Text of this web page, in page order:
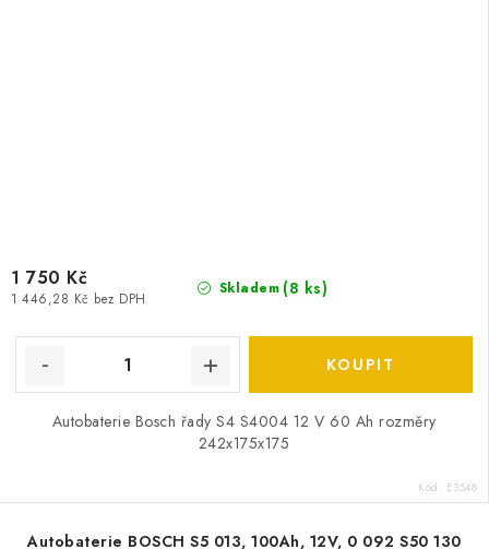
Skladem (8 ks)
1 446,28 Kč bez DPH
1 750 Kč
Autobaterie Bosch řady S4 S4004 12 V 60 Ah rozměry
242x175x175
Kód: E3548
Autobaterie BOSCH S5 013, 100Ah, 12V, 0 092 S50 130